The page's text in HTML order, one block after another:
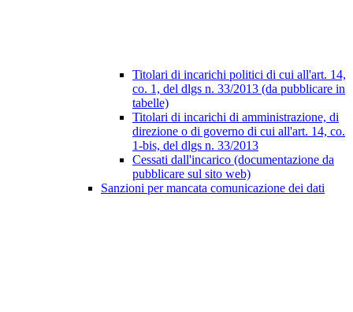
Titolari di incarichi politici di cui all'art. 14,
co. 1, del dlgs n. 33/2013 (da pubblicare in
tabelle)
Titolari di incarichi di amministrazione, di
direzione o di governo di cui all'art. 14, co.
1-bis, del dlgs n. 33/2013
Cessati dall'incarico (documentazione da
pubblicare sul sito web)
Sanzioni per mancata comunicazione dei dati